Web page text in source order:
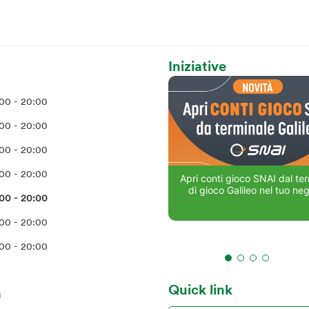
- 20:00
- 20:00
- 20:00
- 20:00
- 20:00
- 20:00
- 20:00
Quick link
Iniziative
Apri conti gioco SNAI dal
di gioco Galileo nel tuo